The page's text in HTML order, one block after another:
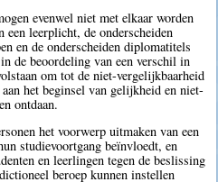
evenwel niet met elkaar worden
een leerplicht, de onderscheiden
en de onderscheiden diplomatitels
de beoordeling van een verschil in
om tot de niet-vergelijkbaarheid
het beginsel van gelijkheid en niet-
ontdaan.
het voorwerp uitmaken van een
studievoortgang beïnvloedt, en
en leerlingen tegen de beslissing
beroep kunnen instellen